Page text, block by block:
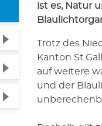
ist es, Natur
Trotz des
Kanton
auf weitere
und der